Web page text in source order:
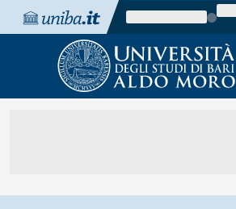
Vai al contenuto
Vai alla navigazione
Vai al footer